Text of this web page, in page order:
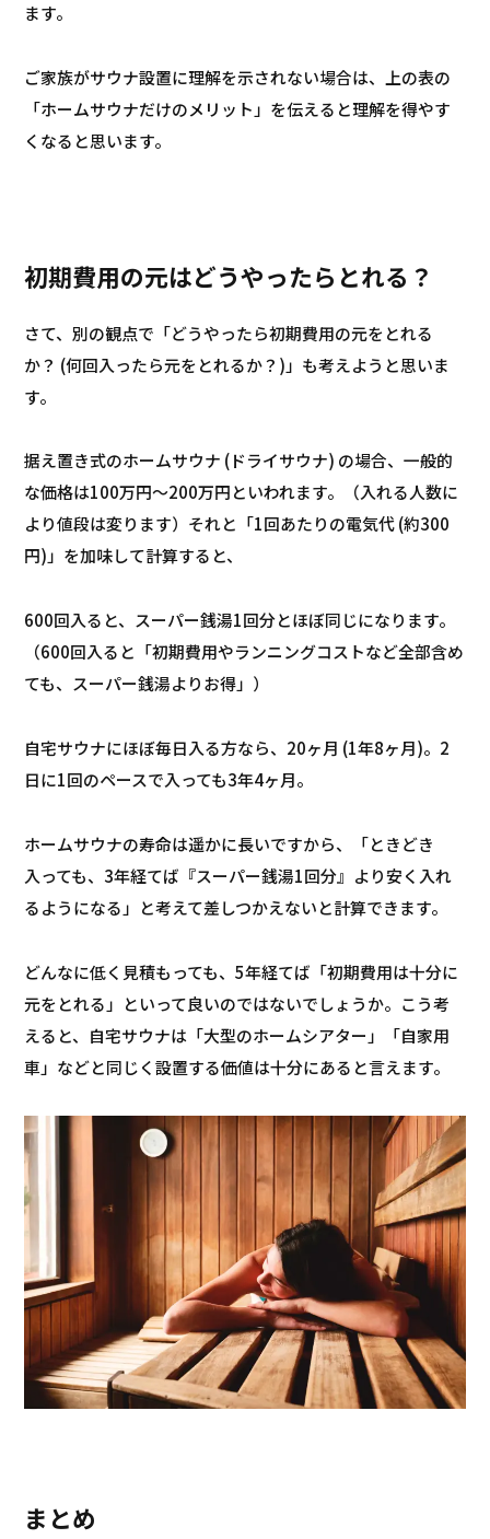
ます。
ご家族がサウナ設置に理解を示されない場合は、上の表の
「ホームサウナだけのメリット」を伝えると理解を得やす
くなると思います。
初期費用の元はどうやったらとれる？
さて、別の観点で「どうやったら初期費用の元をとれる
か？ (何回入ったら元をとれるか？)」も考えようと思いま
す。
据え置き式のホームサウナ (ドライサウナ) の場合、一般的
な価格は100万円～200万円といわれます。（入れる人数に
より値段は変ります）それと「1回あたりの電気代 (約300
円)」を加味して計算すると、
600回入ると、スーパー銭湯1回分とほぼ同じになります。
（600回入ると「初期費用やランニングコストなど全部含め
ても、スーパー銭湯よりお得」）
自宅サウナにほぼ毎日入る方なら、20ヶ月 (1年8ヶ月)。2
日に1回のペースで入っても3年4ヶ月。
ホームサウナの寿命は遥かに長いですから、「ときどき
入っても、3年経てば『スーパー銭湯1回分』より安く入れ
るようになる」と考えて差しつかえないと計算できます。
どんなに低く見積もっても、5年経てば「初期費用は十分に
元をとれる」といって良いのではないでしょうか。こう考
えると、自宅サウナは「大型のホームシアター」「自家用
車」などと同じく設置する価値は十分にあると言えます。
まとめ